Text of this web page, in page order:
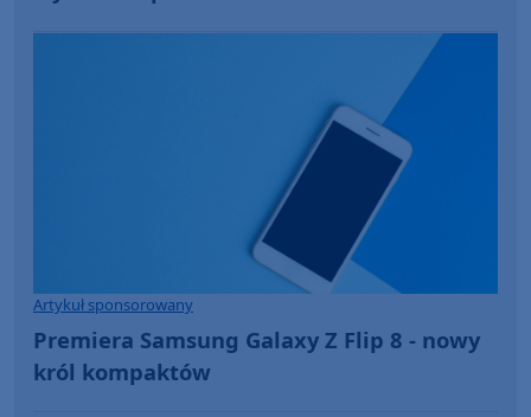
Artykuł sponsorowany
Premiera Samsung Galaxy Z Flip 8 - nowy
król kompaktów